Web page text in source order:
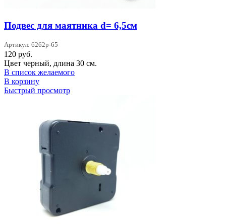
Подвес для маятника d= 6,5см
Артикул: 6262p-65
120 руб.
Цвет черный, длина 30 см.
В список желаемого
В корзину
Быстрый просмотр